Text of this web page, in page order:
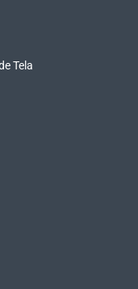
Tela